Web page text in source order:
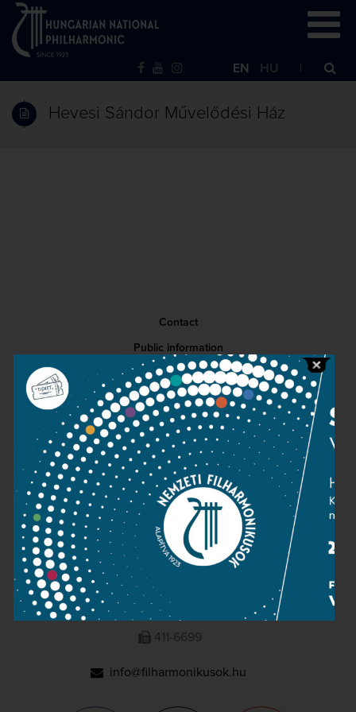
EN HU
Hevesi Sándor Művelődési Ház
Contact
Public information
Press room
Terms and privacy
Imprint
NATIONAL PHILHARMONIC
1095 Budapest, Komor Marcell u. 1. (Müpa)
411-6600
411-6699
info@filharmonikusok.hu